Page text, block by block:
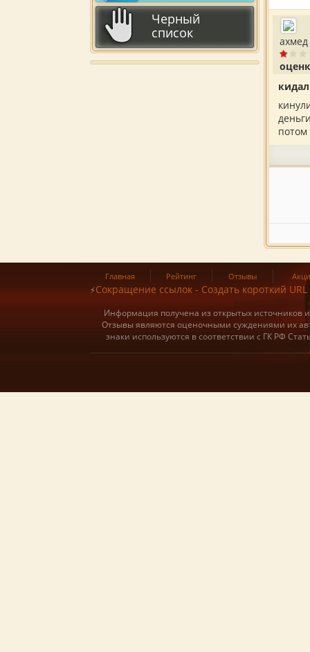
ахмед
Черный
список
Главная Рейтинг Отзывы
⚡Сокращение ссылок - Создать короткий URL
Информация получена из открытых источников
Отзывы являются оценочными суждениями их
знаки используются в соответствии с ГК РФ